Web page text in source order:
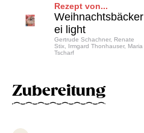
Rezept von...
Weihnachtsbäcker
ei light
Gertrude Schachner, Renate
Stix, Irmgard Thonhauser, Maria
Tscharf
Zubereitung